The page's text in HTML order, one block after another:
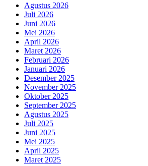
Agustus 2026
Juli 2026
Juni 2026
Mei 2026
April 2026
Maret 2026
Februari 2026
Januari 2026
Desember 2025
November 2025
Oktober 2025
September 2025
Agustus 2025
Juli 2025
Juni 2025
Mei 2025
April 2025
Maret 2025